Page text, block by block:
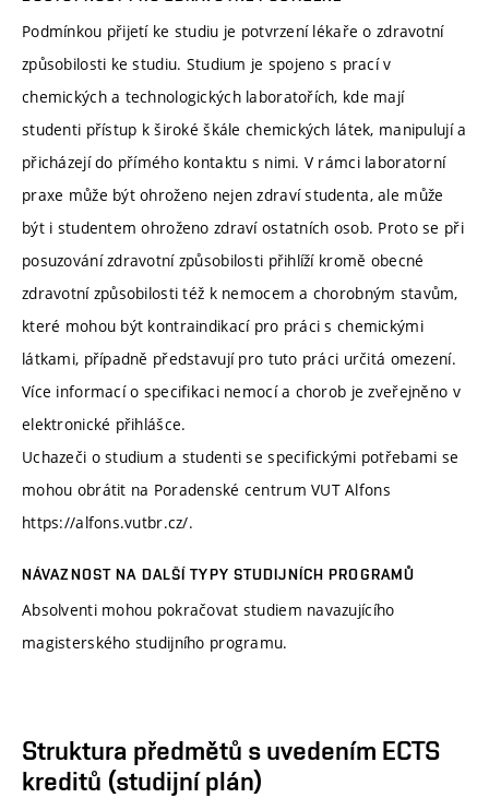
Podmínkou přijetí ke studiu je potvrzení lékaře o zdravotní
způsobilosti ke studiu. Studium je spojeno s prací v
chemických a technologických laboratořích, kde mají
studenti přístup k široké škále chemických látek, manipulují a
přicházejí do přímého kontaktu s nimi. V rámci laboratorní
praxe může být ohroženo nejen zdraví studenta, ale může
být i studentem ohroženo zdraví ostatních osob. Proto se při
posuzování zdravotní způsobilosti přihlíží kromě obecné
zdravotní způsobilosti též k nemocem a chorobným stavům,
které mohou být kontraindikací pro práci s chemickými
látkami, případně představují pro tuto práci určitá omezení.
Více informací o specifikaci nemocí a chorob je zveřejněno v
elektronické přihlášce.
Uchazeči o studium a studenti se specifickými potřebami se
mohou obrátit na Poradenské centrum VUT Alfons
https://alfons.vutbr.cz/.
NÁVAZNOST NA DALŠÍ TYPY STUDIJNÍCH PROGRAMŮ
Absolventi mohou pokračovat studiem navazujícího
magisterského studijního programu.
Struktura předmětů s uvedením ECTS
kreditů (studijní plán)